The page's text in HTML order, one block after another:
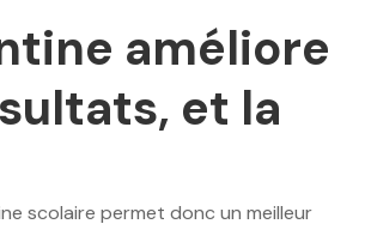
améliore
et la
scolaire permet donc un meilleur